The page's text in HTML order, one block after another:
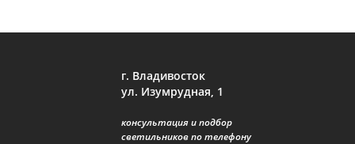
г. Владивосток
ул. Изумрудная, 1
консультация и подбор
светильников по телефону